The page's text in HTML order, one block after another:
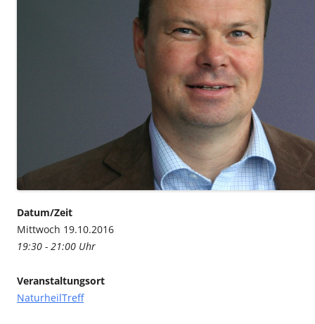
Datum/Zeit
Mittwoch 19.10.2016
19:30 - 21:00 Uhr
Veranstaltungsort
NaturheilTreff